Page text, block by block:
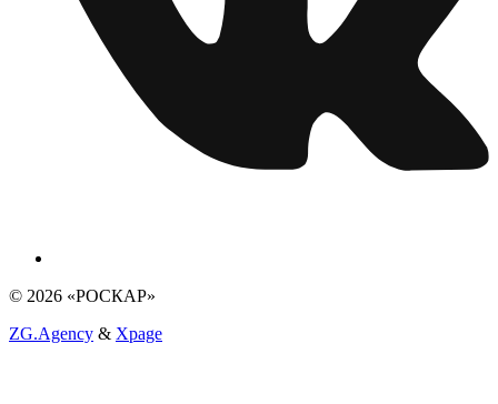
© 2026 «РОСКАР»
ZG.Agency & Xpage